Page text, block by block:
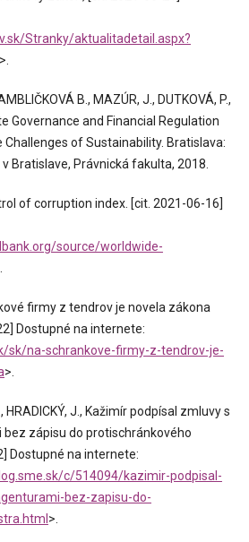
Stranky/aktualitadetail.aspx?
>.
B., MAZÚR, J., DUTKOVÁ, P.,
Governance and Financial Regulation
of Sustainability. Bratislava:
Bratislave, Právnická fakulta, 2018.
of corruption index. [cit. 2021-06-16]
source/worldwide-
firmy z tendrov je novela zákona
Dostupné na internete:
sk/na-schrankove-firmy-z-tendrov-je-
>.
HRADICKÝ, J., Kažimír podpísal zmluvy s
zápisu do protischránkového
Dostupné na internete:
c/514094/kazimir-podpisal-
bez-zapisu-do-
>.